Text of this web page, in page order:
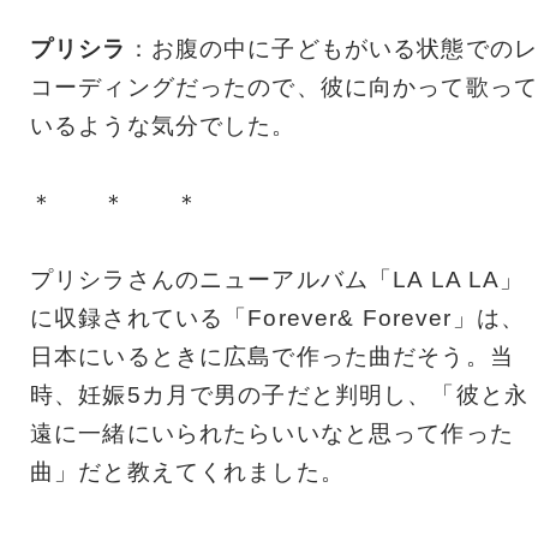
プリシラ ：お腹の中に子どもがいる状態でのレ
コーディングだったので、彼に向かって歌って
いるような気分でした。
＊ ＊ ＊
プリシラさんのニューアルバム「LA LA LA」
に収録されている「Forever& Forever」は、
日本にいるときに広島で作った曲だそう。当
時、妊娠5カ月で男の子だと判明し、「彼と永
遠に一緒にいられたらいいなと思って作った
曲」だと教えてくれました。